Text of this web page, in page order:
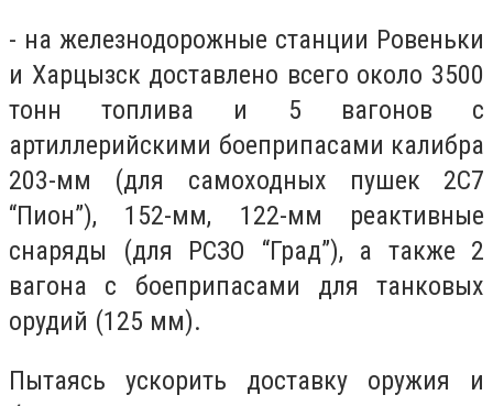
- на железнодорожные станции Ровеньки
и Харцызск доставлено всего около 3500
тонн топлива и 5 вагонов с
артиллерийскими боеприпасами калибра
203-мм (для самоходных пушек 2С7
“Пион”), 152-мм, 122-мм реактивные
снаряды (для РСЗО “Град”), а также 2
вагона с боеприпасами для танковых
орудий (125 мм).
Пытаясь ускорить доставку оружия и